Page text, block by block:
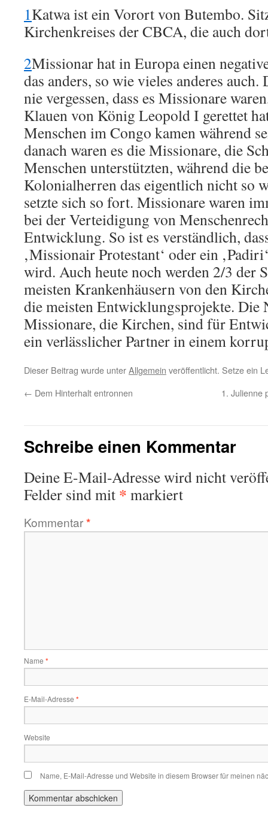
1Katwa ist ein Vorort von Butembo.
Kirchenkreises der CBCA, die auch
2Missionar hat in Europa einen
das anders, so wie vieles anderes auch.
nie vergessen, dass es Missionare
Klauen von König Leopold I gerettet
Menschen im Congo kamen während
danach waren es die Missionare, die
Menschen unterstützten, während die
Kolonialherren das eigentlich nicht so
setzte sich so fort. Missionare waren
bei der Verteidigung von
Entwicklung. So ist es verständlich,
‚Missionair Protestant‘ oder ein
wird. Auch heute noch werden 2/3 der
meisten Krankenhäusern von den
die meisten Entwicklungsprojekte. Die
Missionare, die Kirchen, sind für
ein verlässlicher Partner in einem
Dieser Beitrag wurde unterAllgemein veröffentlicht. Setze ein
← Dem Hinterhalt entronnen 1. Julienne
Schreibe einen Kommentar
Deine E-Mail-Adresse wird nicht
Felder sind mit * markiert
Kommentar*
Name *
E-Mail-Adresse *
Website
Name, E-Mail-Adresse und Website in diesem Browser für meinen